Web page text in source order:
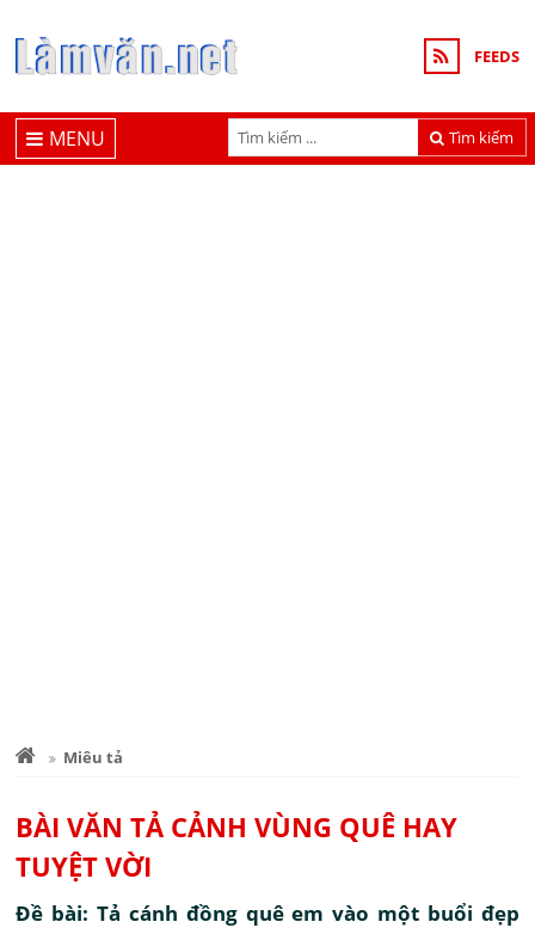
FEEDS
Tìm kiếm
MENU
Miêu tả
BÀI VĂN TẢ CẢNH VÙNG QUÊ HAY
TUYỆT VỜI
Đề bài: Tả cánh đồng quê em vào một buổi đẹp